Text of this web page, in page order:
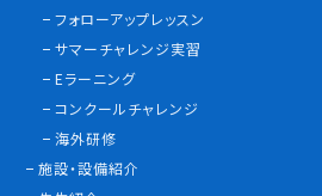
職員採用情報
情報公開
よくあるご質問
フォローアップレッスン
サマーチャレンジ実習
Eラーニング
コンクールチャレンジ
海外研修
施設・設備紹介